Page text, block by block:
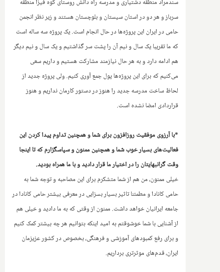
سندمراد منطقه دشتیاری و مدرسه راه دانش روستای کوه فیزا منطقه
سرباز و هر دو در استان سیستان و بلوچستان هستند و زیر نظر انجمن
حامی در ایران این پروژه‌ها در حال انجام است. یک پروژه سه ساله است
که ما تقریبا یک سال و نیم آن را پشت سر گذاشتیم و یک سال و نیم دیگر
هم ادامه دارد و به هر حال نیازمند مشارکت هستیم و داریم سعی
می‌کنیم که برای این پروژه‌ها پول جمع آوری کنیم. ولی پروژه جدید از
لحاظ ساخت مدرسه جدید را هنوز در دستور کارمان نداریم و هنوز
قراردادی امضا نشده است.
*با آرزوی موفقیت روزافزون برای شما و همچنین تداوم پیدا کردن این
فعالیت‌های بسیار خوب شما و همچنین ممنون و سپاسگزارم که تا اینجا
وقت گرانبهایتان را در اختیار ما قرار دادید و با ما همراه بودید.
خیلی ممنون، من هم از شما متشکرم برای این مصاحبه و توجه شما به
حامی کانادا و مطمئنا تاثیر بسیار بسزایی در‌ معرفی بیشتر حامی کانادا در
جامعه ایرانیان خواهد داشت. ممنون از وقتی که به ما دادید و خیلی هم
از آشنایی با شما خوشوقتم به امید اینکه بتوانیم هر چه بیشتر کمک کنیم
و برای رفع کمبودهای آموزشی و فرهنگی، بخصوص در کشور عزیزمان
ایران، قدم‌های موثرتری برداریم.